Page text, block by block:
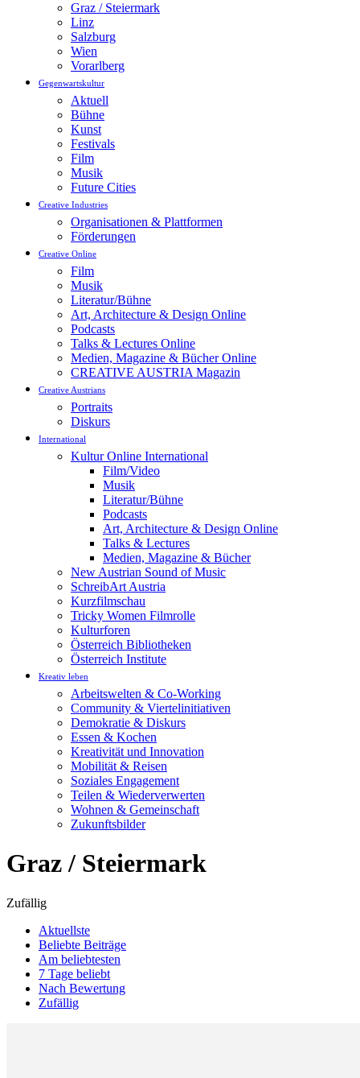
Graz / Steiermark
Linz
Salzburg
Wien
Vorarlberg
Gegenwartskultur
Aktuell
Bühne
Kunst
Festivals
Film
Musik
Future Cities
Creative Industries
Organisationen & Plattformen
Förderungen
Creative Online
Film
Musik
Literatur/Bühne
Art, Architecture & Design Online
Podcasts
Talks & Lectures Online
Medien, Magazine & Bücher Online
CREATIVE AUSTRIA Magazin
Creative Austrians
Portraits
Diskurs
International
Kultur Online International
Film/Video
Musik
Literatur/Bühne
Podcasts
Art, Architecture & Design Online
Talks & Lectures
Medien, Magazine & Bücher
New Austrian Sound of Music
SchreibArt Austria
Kurzfilmschau
Tricky Women Filmrolle
Kulturforen
Österreich Bibliotheken
Österreich Institute
Kreativ leben
Arbeitswelten & Co-Working
Community & Viertelinitiativen
Demokratie & Diskurs
Essen & Kochen
Kreativität und Innovation
Mobilität & Reisen
Soziales Engagement
Teilen & Wiederverwerten
Wohnen & Gemeinschaft
Zukunftsbilder
Graz / Steiermark
Zufällig
Aktuellste
Beliebte Beiträge
Am beliebtesten
7 Tage beliebt
Nach Bewertung
Zufällig